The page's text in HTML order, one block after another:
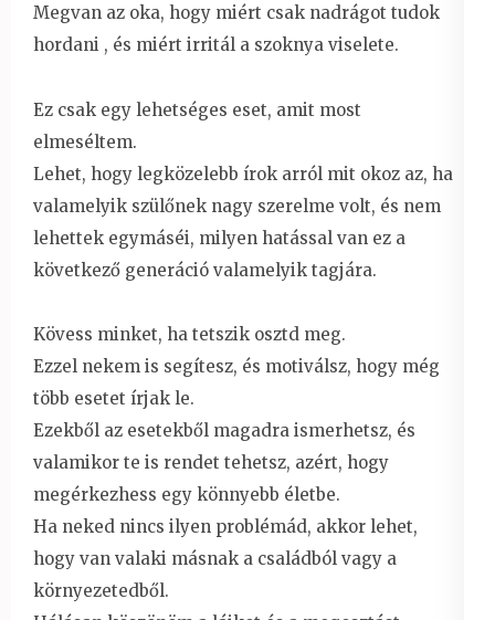
Megvan az oka, hogy miért csak nadrágot tudok
hordani , és miért irritál a szoknya viselete.
Ez csak egy lehetséges eset, amit most
elmeséltem.
Lehet, hogy legközelebb írok arról mit okoz az, ha
valamelyik szülőnek nagy szerelme volt, és nem
lehettek egymáséi, milyen hatással van ez a
következő generáció valamelyik tagjára.
Kövess minket, ha tetszik osztd meg.
Ezzel nekem is segítesz, és motiválsz, hogy még
több esetet írjak le.
Ezekből az esetekből magadra ismerhetsz, és
valamikor te is rendet tehetsz, azért, hogy
megérkezhess egy könnyebb életbe.
Ha neked nincs ilyen problémád, akkor lehet,
hogy van valaki másnak a családból vagy a
környezetedből.